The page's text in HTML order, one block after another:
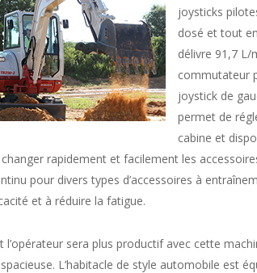
joysticks
dosé et tout
délivre 91,7 L/
commutateur
joystick de
permet de
cabine et
rapidement et facilement les
pour divers types d’accessoires à
et à réduire la fatigue.
l’opérateur sera plus productif avec cette
L’habitacle de style automobile est